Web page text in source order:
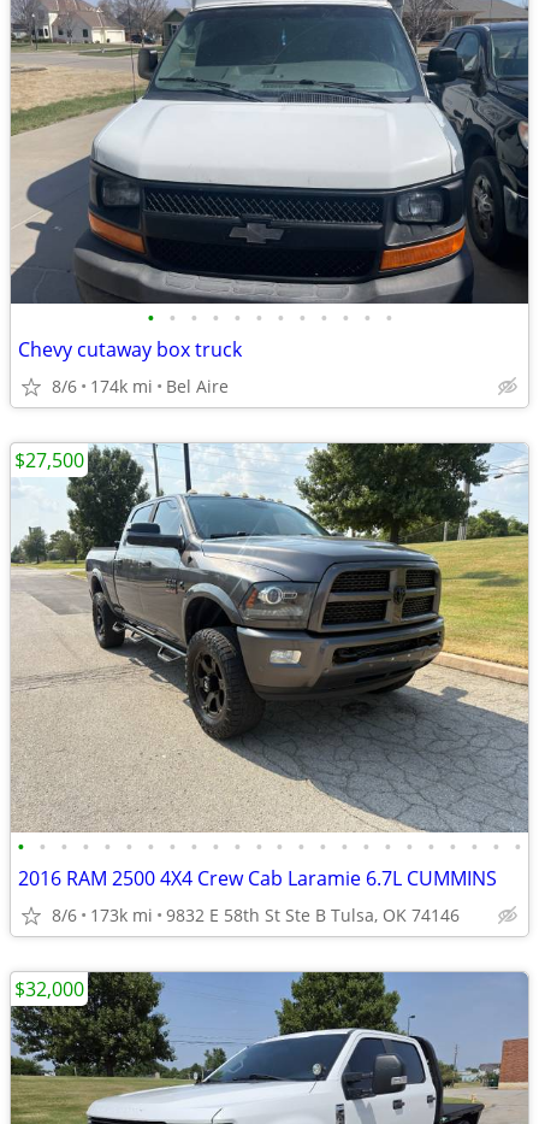
• • • • • • • • • • • •
Chevy cutaway box truck
8/6 174k mi Bel Aire
• • • • • • • • • • • • • • • • • • • • • • • •
2016 RAM 2500 4X4 Crew Cab Laramie 6.7L CUMMINS
8/6 173k mi 9832 E 58th St Ste B Tulsa, OK 74146
$27,500
$32,000